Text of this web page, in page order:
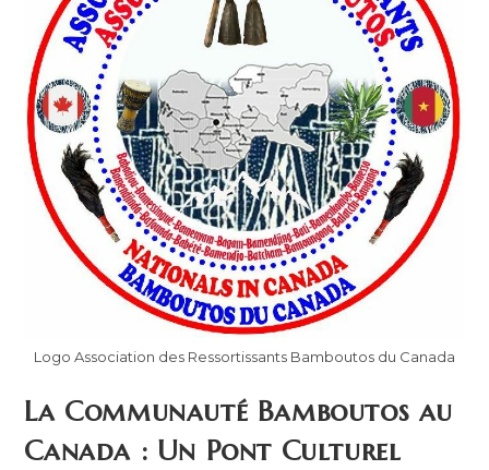
Logo Association des Ressortissants Bamboutos du Canada
La Communauté Bamboutos au
Canada : Un Pont Culturel